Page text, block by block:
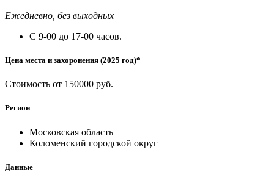
Ежедневно, без выходных
С 9-00 до 17-00 часов.
Цена места и захоронения (2025 год)*
Стоимость от 150000 руб.
Регион
Московская область
Коломенский городской округ
Данные